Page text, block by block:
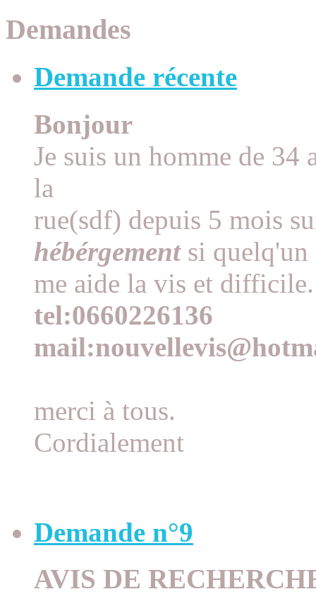
Demandes
Demande récente
Bonjour
Je suis un homme de
la
rue(sdf) depuis 5 mois
hébérgementsi quelq'un
me aide la vis et difficile.
tel:0660226136
merci à tous.
Cordialement
Demande n°9
AVIS DE